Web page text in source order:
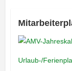
Urlaub-/